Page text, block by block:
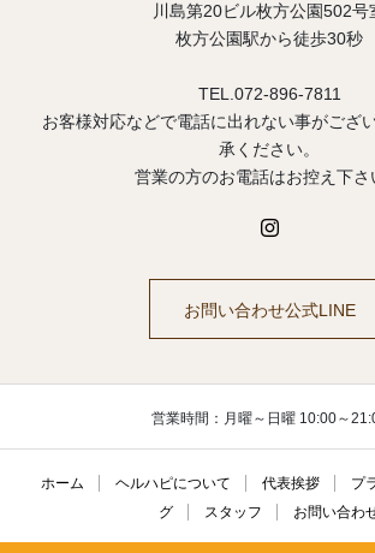
川島第20ビル枚方公園502号
枚方公園駅から徒歩30秒
TEL.072-896-7811
お客様対応などで電話に出れない事がござ
承ください。
営業の方のお電話はお控え下さ
お問い合わせ公式LINE
営業時間：月曜～日曜 10:00～
ホーム ヘルハピについて 代表挨拶 プ
グ
スタッフ お問い合わ